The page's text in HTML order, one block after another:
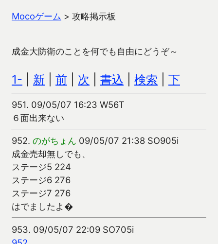
Mocoゲーム > 攻略掲示板
成金大防衛のことを何でも自由にどうぞ～
1- 新 前 次 書込 検索 下
951. 09/05/07 16:23 W56T
６面出来ない
952. のがちょん 09/05/07 21:38 SO905i
成金売却無しでも、
ステージ5 224
ステージ6 276
ステージ7 276
はでましたよ�
953. 09/05/07 22:09 SO705i